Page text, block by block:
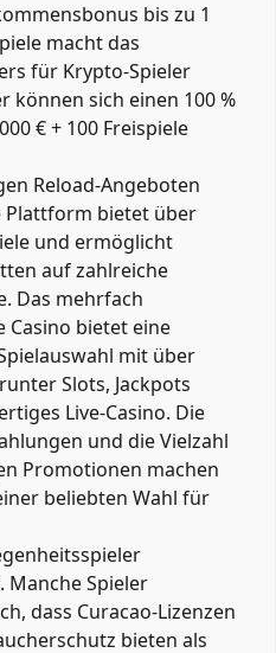
bis zu 1
macht das
für Krypto-Spieler
können sich einen 100 %
€ + 100 Freispiele
Reload-Angeboten
Plattform bietet über
und ermöglicht
auf zahlreiche
Das mehrfach
Casino bietet eine
mit über
Slots, Jackpots
Live-Casino. Die
und die Vielzahl
Promotionen machen
beliebten Wahl für
Manche Spieler
dass Curacao-Lizenzen
bieten als